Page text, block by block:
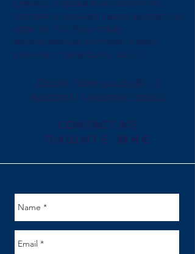
единиц, я правильно понял? Но
сегодня я покупаю такую же партию
кофе за 700. Ваш товар
эксклюзивный, поэтому я могу
взять его, так и быть, за 800.
Диалог одиннадцатый
13
диалогов
Сценарий первый
CONTACT ME
ПИШИТЕ МНЕ